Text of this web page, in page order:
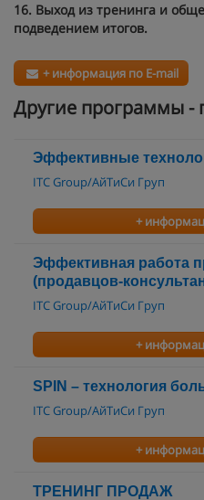
16. Выход из тренинга и
подведением итогов.
+ информация по E-mail
Другие программы -
Эффективные
ITC Group/АйТиСи Груп
+
Эффективная работа
(продавцов-
ITC Group/АйТиСи Груп
+
SPIN – технология
ITC Group/АйТиСи Груп
+
ТРЕНИНГ ПРОДАЖ